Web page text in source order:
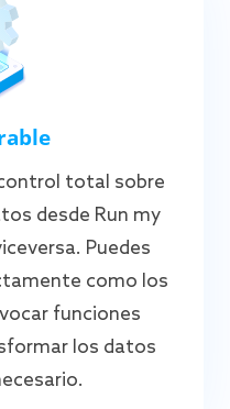
total sobre
desde Run my
Puedes
como los
funciones
los datos